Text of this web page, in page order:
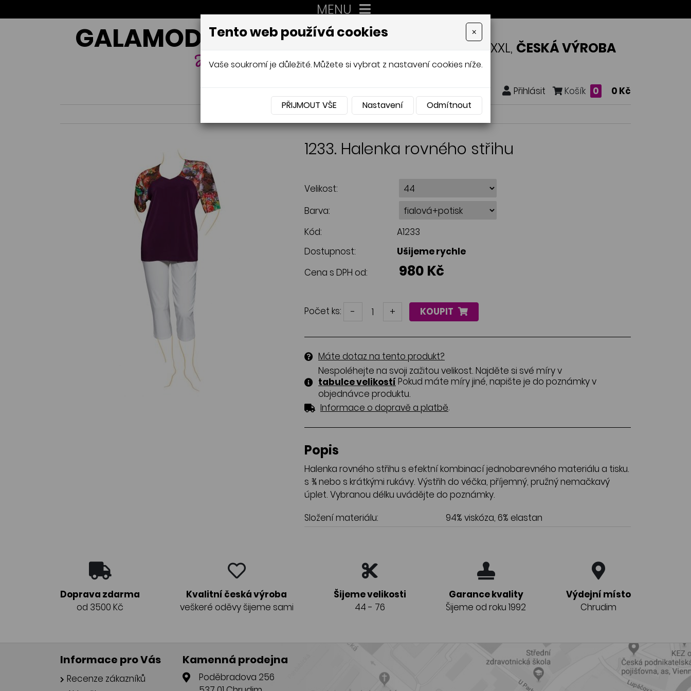
MENU
GALAMODA-XXL
Jana Mládková
AUTORSKÉ ŠITÍ, DÁMSKÉ VELIKOSTI XXL, ČESKÁ VÝROBA
Přihlásit Košík 0 0 Kč
NABÍDKA
1233. Halenka rovného střihu
Velikost:
Barva:
Kód:
A1233
Dostupnost:
Ušijeme rychle
Cena s DPH od:
980 Kč
Počet ks: - + KOUPIT
Máte dotaz na tento produkt?
Nespoléhejte na svoji zažitou velikost. Najděte si své míry v
tabulce velikostí Pokud máte míry jiné, napište je do poznámky v
objednávce produktu.
Informace o dopravě a platbě.
Popis
Halenka rovného střihu s efektní kombinací jednobarevného materiálu a tisku.
s ¾ nebo s krátkými rukávy. Výstřih do véčka, příjemný, pružný nemačkavý
úplet. Vybranou délku uvádějte do poznámky.
Složení materiálu:
94% viskóza, 6% elastan
Doprava zdarma
od 3500 Kč
Kvalitní česká výroba
veškeré oděvy šijeme sami
Šijeme velikosti
44 - 76
Garance kvality
Šijeme od roku 1992
Výdejní místo
Chrudim
Informace pro Vás
Recenze zákazníků
Kamenná prodejna
Poděbradova 256
Tento web používá cookies ×
Vaše soukromí je důležité. Můžete si vybrat z nastavení cookies níže.
PŘIJMOUT VŠE Nastavení Odmítnout